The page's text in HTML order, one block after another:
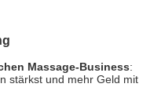
Massage-Business:
stärkst und mehr Geld mit